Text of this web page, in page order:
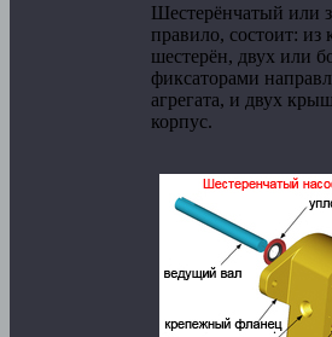
Шестерёнчатый или
правило, состоит: из
шестерён, двух или
фиксаторами
агрегата, и двух
корпус.